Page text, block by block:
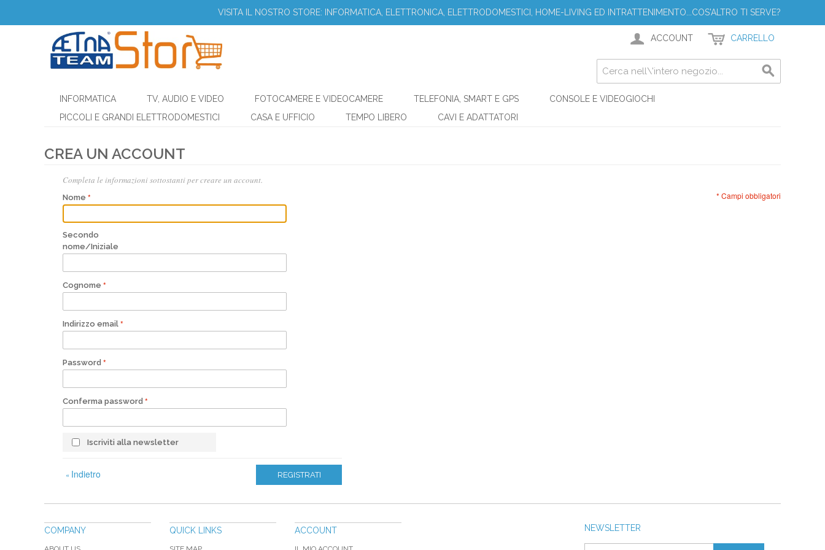
VISITA IL NOSTRO STORE: INFORMATICA, ELETTRONICA, ELETTRODOMESTICI, HOME-LIVING ED INTRATTENIMENTO...COS'ALTRO TI SERVE?
ACCOUNT CARRELLO
INFORMATICA TV, AUDIO E VIDEO FOTOCAMERE E VIDEOCAMERE TELEFONIA, SMART E GPS
CONSOLE E VIDEOGIOCHI
PICCOLI E GRANDI ELETTRODOMESTICI
CASA E UFFICIO TEMPO LIBERO CAVI E ADATTATORI
CREA UN ACCOUNT
Completa le informazioni sottostanti per creare un account.
* Campi obbligatori
Nome
Secondo
nome/Iniziale
Cognome
Indirizzo email
Password
Conferma password
Iscriviti alla newsletter
« Indietro REGISTRATI
NEWSLETTER
COMPANY QUICK LINKS ACCOUNT